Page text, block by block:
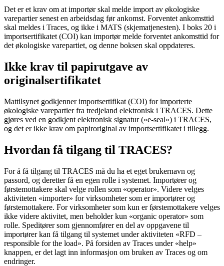
Det er et krav om at importør skal melde import av økologiske
varepartier senest en arbeidsdag før ankomst. Forventet ankomsttid
skal meldes i Traces, og ikke i MATS (skjematjenesten). I boks 20 i
importsertifikatet (COI) kan importør melde forventet ankomsttid for
det økologiske varepartiet, og denne boksen skal oppdateres.
Ikke krav til papirutgave av
originalsertifikatet
Mattilsynet godkjenner importsertifikat (COI) for importerte
økologiske varepartier fra tredjeland elektronisk i TRACES. Dette
gjøres ved en godkjent elektronisk signatur («e-seal») i TRACES,
og det er ikke krav om papiroriginal av importsertifikatet i tillegg.
Hvordan få tilgang til TRACES?
For å få tilgang til TRACES må du ha et eget brukernavn og
passord, og deretter få en egen rolle i systemet. Importører og
førstemottakere skal velge rollen som «operator». Videre velges
aktiviteten «importer» for virksomheter som er importører og
førstemottakere. For virksomheter som kun er førstemottakere velges
ikke videre aktivitet, men beholder kun «organic operator» som
rolle. Speditører som gjennomfører en del av oppgavene til
importører kan få tilgang til systemet under aktiviteten «RFD –
responsible for the load». På forsiden av Traces under «help»
knappen, er det lagt inn informasjon om bruken av Traces og om
endringer.